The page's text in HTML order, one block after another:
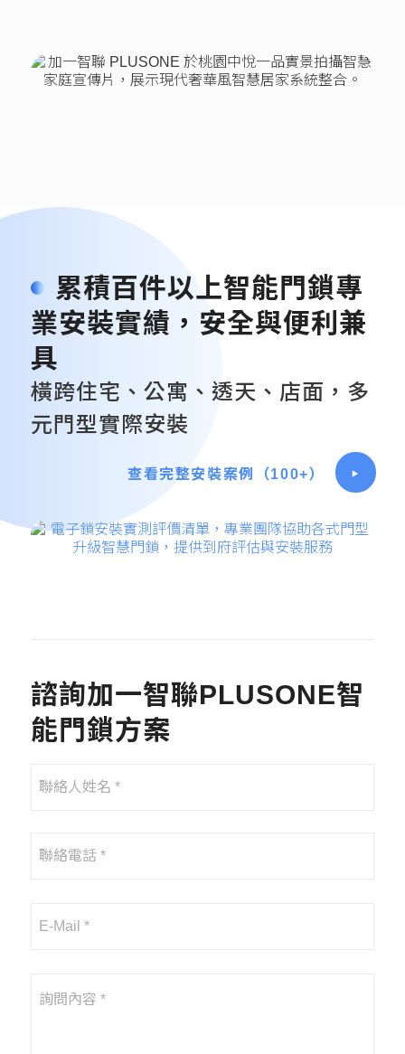
累積百件以上智能門鎖專
業安裝實績，安全與便利兼
具
橫跨住宅、公寓、透天、店面，多
元門型實際安裝
查看完整安裝案例（100+）
諮詢加一智聯PLUSONE智
能門鎖方案